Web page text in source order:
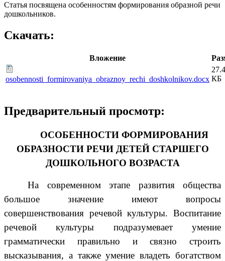
Статья посвящена особенностям формирования образной речи
дошкольников.
Скачать:
Вложение
osobennosti_formirovaniya_obraznoy_rechi_doshkolnikov.docx КБ
Предварительный просмотр:
ОСОБЕННОСТИ ФОРМИРОВАНИЯ
ОБРАЗНОСТИ РЕЧИ ДЕТЕЙ СТАРШЕГО
ДОШКОЛЬНОГО ВОЗРАСТА
На современном этапе развития общества
большое значение имеют вопросы
совершенствования речевой культуры. Воспитание
речевой культуры подразумевает умение
грамматически правильно и связно строить
высказывания, а также умение владеть богатством